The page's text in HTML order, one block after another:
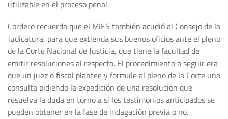
utilizable en el proceso penal.
Cordero recuerda que el MIES también acudió al Consejo de la
Judicatura, para que extienda sus buenos oficios ante el pleno
de la Corte Nacional de Justicia, que tiene la facultad de
emitir resoluciones al respecto. El procedimiento a seguir era
que un juez o fiscal plantee y formule al pleno de la Corte una
consulta pidiendo la expedición de una resolución que
resuelva la duda en torno a si los testimonios anticipados se
pueden obtener en la fase de indagación previa o no.